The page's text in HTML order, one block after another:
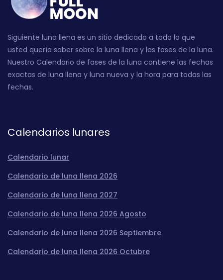
Siguiente luna llena es un sitio dedicado a todo lo que
usted quería saber sobre la luna llena y las fases de la luna.
Nuestro Calendario de fases de la luna contiene las fechas
exactas de luna llena y luna nueva y la hora para todas las
fechas.
Calendarios lunares
Calendario lunar
Calendario de luna llena 2026
Calendario de luna llena 2027
Calendario de luna llena 2026 Agosto
Calendario de luna llena 2026 Septiembre
Calendario de luna llena 2026 Octubre